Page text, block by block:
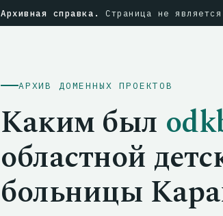
Архивная справка. Страница не
АРХИВ ДОМЕННЫХ ПРОЕКТОВ
Каким был
областной
больницы